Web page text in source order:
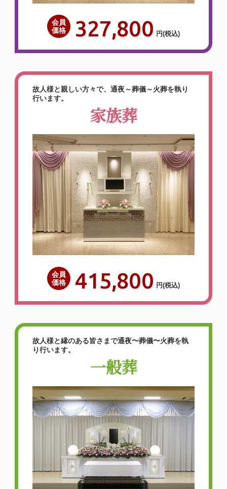
会員
価格
327,800 円(税込)
故人様と親しい方々で、通夜～葬儀～火葬を執り
行います。
家族葬
会員
価格
415,800 円(税込)
故人様と縁のある皆さまで通夜〜葬儀〜火葬を執
り行います。
一般葬